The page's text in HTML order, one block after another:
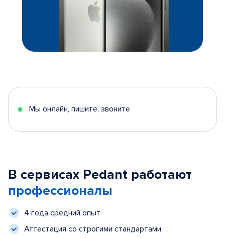
Мы онлайн, пишите, звоните
В сервисах Pedant работают
профессионалы
4 года средний опыт
Аттестация со строгими стандартами